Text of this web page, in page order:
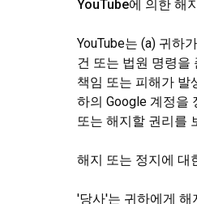
YouTube에 의한 해
YouTube는 (a) 귀하
건 또는 법원 명령을
책임 또는 피해가 발
하의 Google 계정을
또는 해지할 권리를
해지 또는 정지에 대
'당사'는 귀하에게 해